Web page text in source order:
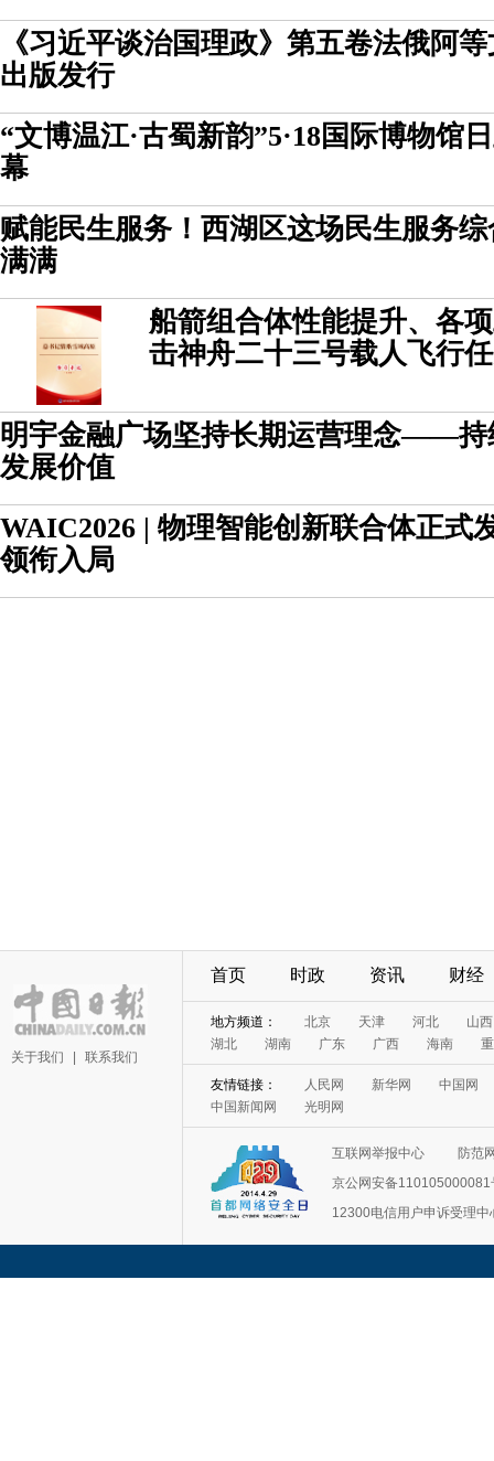
《习近平谈治国理政》第五卷法俄阿
出版发行
“文博温江·古蜀新韵”5·18国际博物馆
幕
赋能民生服务！西湖区这场民生服务
满满
船箭组合体性能提升、各
击神舟二十三号载人飞行
明宇金融广场坚持长期运营理念——持
发展价值
WAIC2026 | 物理智能创新联合体正式
领衔入局
关于我们 联系我们
首页 时政 资讯 财经
地方频道： 北京 天津 河北
山西
湖北
湖南 广东 广西 海南
友情链接： 人民网 新华网
中国网
中国新闻网
光明网
互联网举报中心
防范
京公网安备110105000081
12300电信用户申诉受理中